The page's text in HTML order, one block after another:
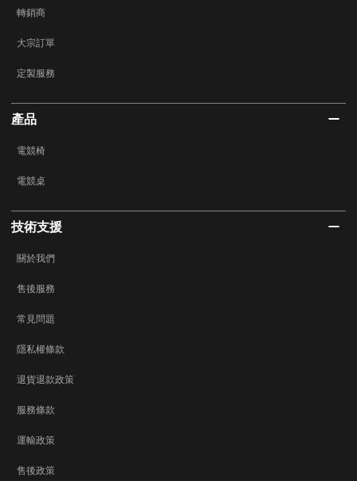
轉銷商
大宗訂單
定製服務
產品
電競椅
電競桌
技術支援
關於我們
售後服務
常見問題
隱私權條款
退貨退款政策
服務條款
運輸政策
售後政策